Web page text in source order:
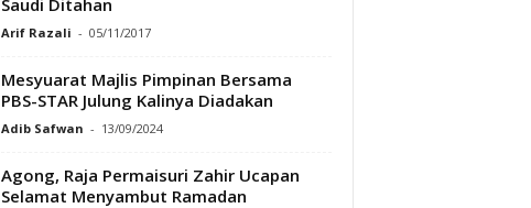
Arif Razali - 05/11/2017
Mesyuarat Majlis Pimpinan Bersama
PBS-STAR Julung Kalinya Diadakan
Adib Safwan - 13/09/2024
Agong, Raja Permaisuri Zahir Ucapan
Selamat Menyambut Ramadan